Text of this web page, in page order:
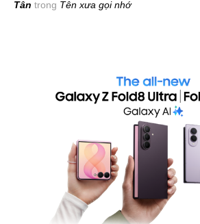
Tân trong Tên xưa gọi nhớ